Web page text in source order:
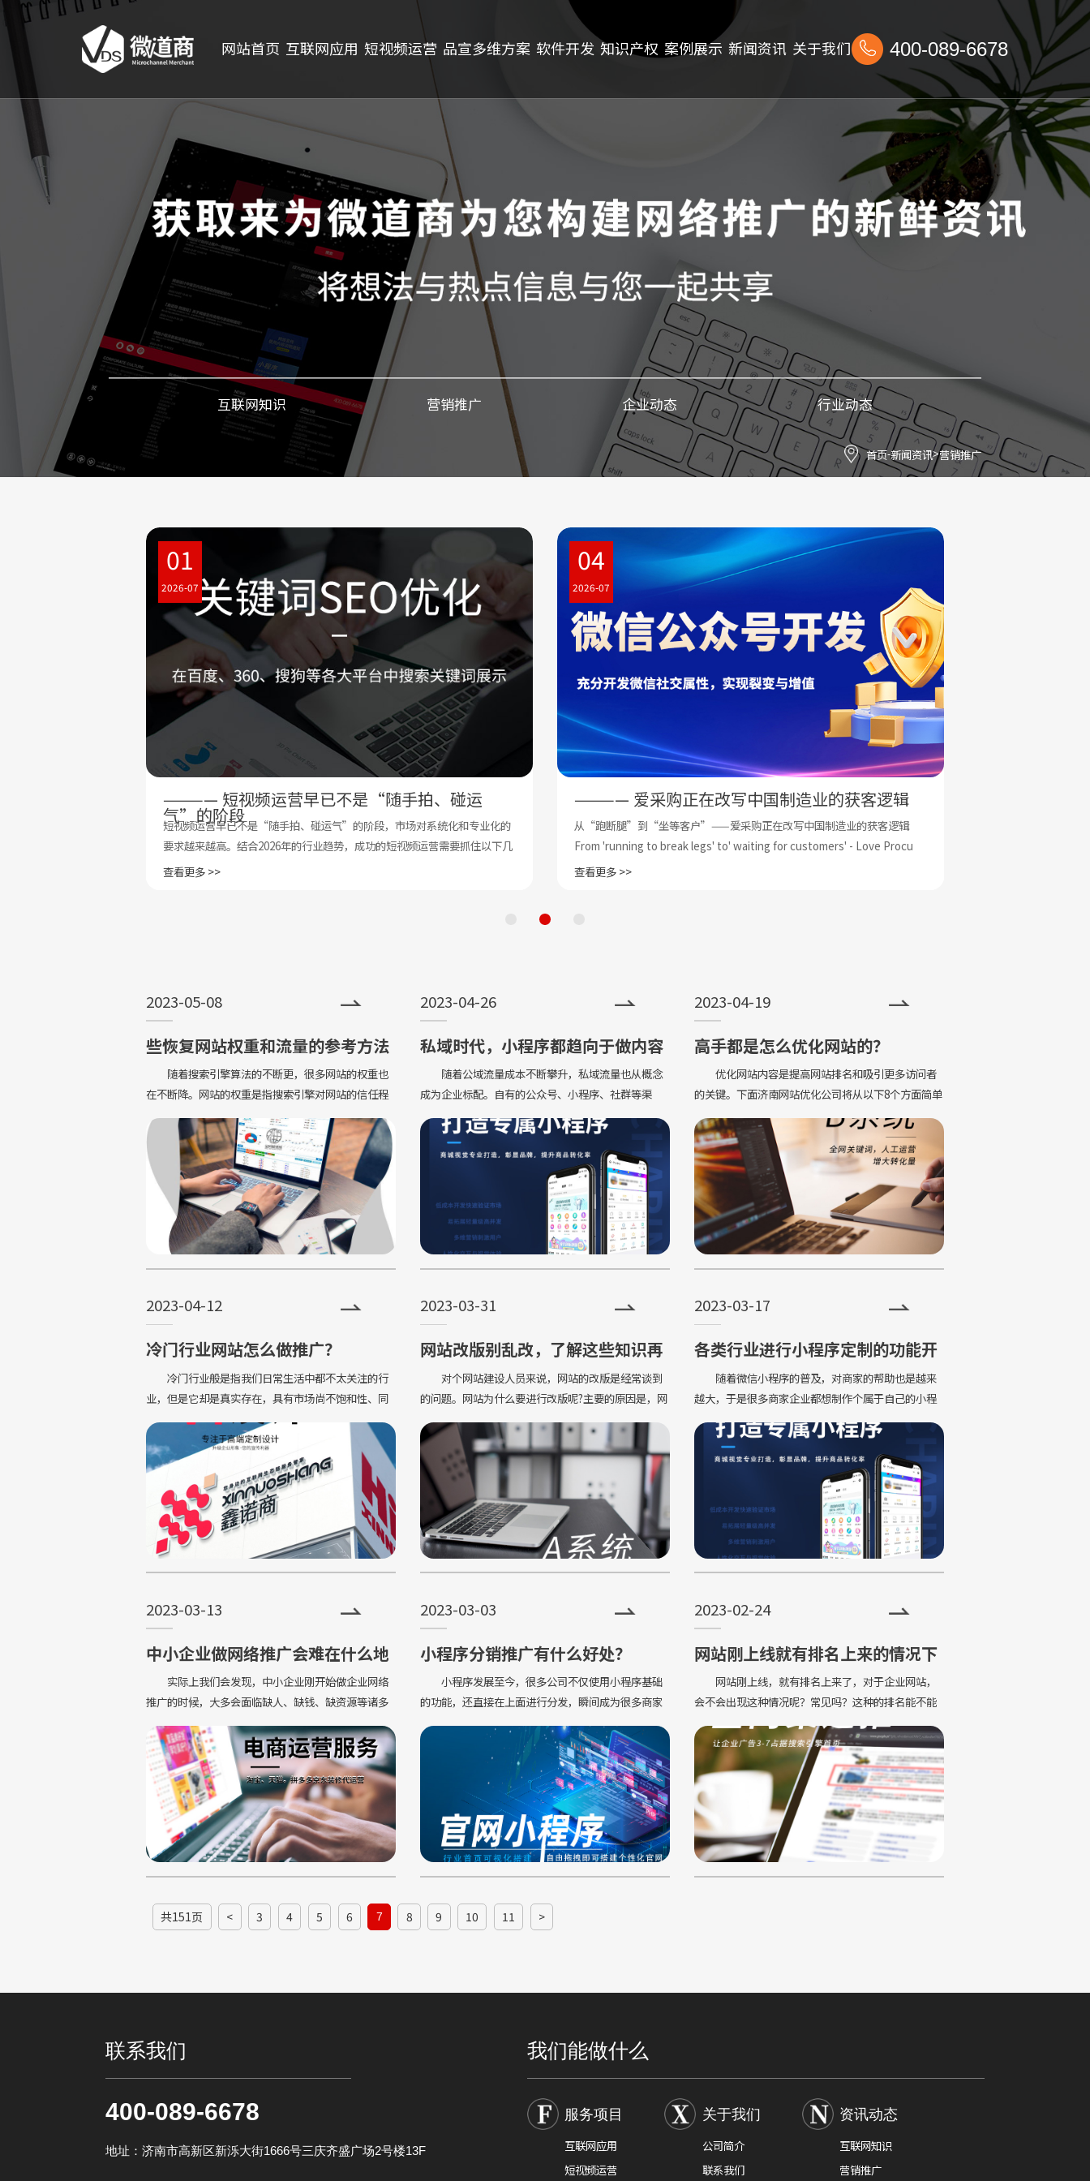
网站首页 互联网应用 短视频运营 品宣多维方案 软件开发 知识产权 案例展示 新闻资讯 关于我们 400-089-6678
首页-新闻资讯>营销推广
互联网知识 营销推广 企业动态 行业动态
———— 短视频运营早已不是“随手拍、碰运
气”的阶段
短视频运营早已不是“随手拍、碰运气”的阶段，市场对系统化和专业化的
要求越来越高。结合2026年的行业趋势，成功的短视频运营需要抓住以下几
个核心要点。Short video operation is n
查看更多 >>
01
2026-07
———— 爱采购正在改写中国制造业的获客逻辑
从“跑断腿”到“坐等客户”——爱采购正在改写中国制造业的获客逻辑
From 'running to break legs' to' waiting for customers' - Love Procu
查看更多 >>
04
2026-07
2023-05-08
些恢复网站权重和流量的参考方法
随着搜索引擎算法的不断更，很多网站的权重也
在不断降。网站的权重是指搜索引擎对网站的信任程
2023-04-26
私域时代，小程序都趋向于做内容
社区！
随着公域流量成本不断攀升，私域流量也从概念
成为企业标配。自有的公众号、小程序、社群等渠
2023-04-19
高手都是怎么优化网站的？
优化网站内容是提高网站排名和吸引更多访问者
的关键。下面济南网站优化公司将从以下8个方面简单
2023-04-12
冷门行业网站怎么做推广？
冷门行业般是指我们日常生活中都不太关注的行
业，但是它却是真实存在，具有市场尚不饱和性、同
2023-03-31
网站改版别乱改，了解这些知识再
下手！
对个网站建设人员来说，网站的改版是经常谈到
的问题。网站为什么要进行改版呢?主要的原因是，网
2023-03-17
各类行业进行小程序定制的功能开
发参考
随着微信小程序的普及，对商家的帮助也是越来
越大，于是很多商家企业都想制作个属于自己的小程
2023-03-13
中小企业做网络推广会难在什么地
实际上我们会发现，中小企业刚开始做企业网络
推广的时候，大多会面临缺人、缺钱、缺资源等诸多
问题，导致中小企业没有办法去做网络
2023-03-03
小程序分销推广有什么好处？
小程序发展至今，很多公司不仅使用小程序基础
的功能，还直接在上面进行分发，瞬间成为很多商家
心目中非常好的引流工具。那么小程序分销
2023-02-24
网站刚上线就有排名上来的情况下
稳定吗？
网站刚上线，就有排名上来了，对于企业网站，
会不会出现这种情况呢？常见吗？这种的排名能不能
稳定呢？作为济南网站优化公司中的员，今
共151页 < 3 4 5 6 7 8 9 10 11 >
联系我们
400-089-6678
地址：济南市高新区新泺大街1666号三庆齐盛广场2号楼13F
我们能做什么
服务项目
互联网应用
短视频运营
关于我们
公司简介
联系我们
资讯动态
互联网知识
营销推广